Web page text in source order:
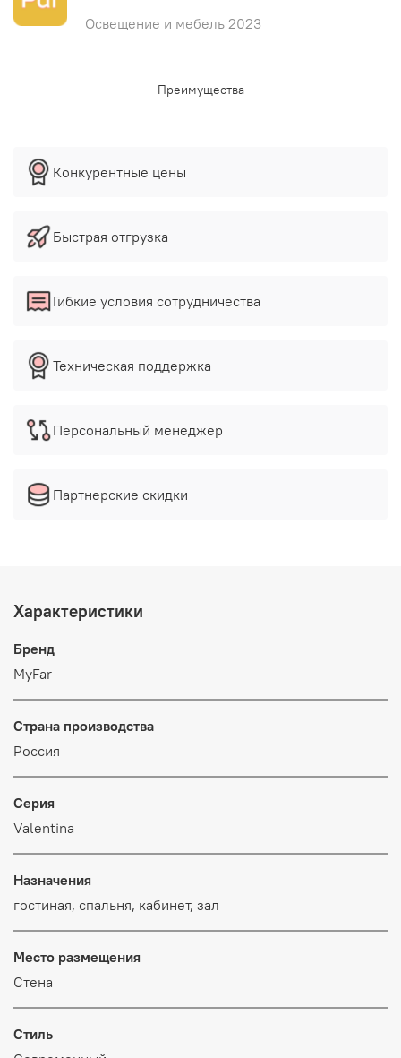
Освещение и мебель 2023
Преимущества
Конкурентные цены
Быстрая отгрузка
Гибкие условия сотрудничества
Техническая поддержка
Персональный менеджер
Партнерские скидки
Характеристики
Бренд
MyFar
Страна производства
Россия
Серия
Valentina
Назначения
гостиная, спальня, кабинет, зал
Место размещения
Стена
Стиль